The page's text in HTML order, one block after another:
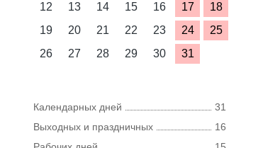
12
13 14 15 16 17
18
19
20 21 22 23 24
25
26
27 28 29 30 31
Календарных дней
31
Выходных и праздничных
16